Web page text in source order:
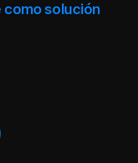
solución